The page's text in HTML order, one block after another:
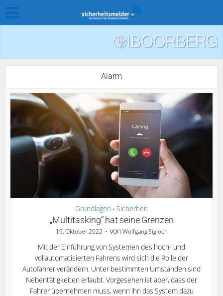
Alarm
Grundlagen • Sicherheit
„Multitasking“ hat seine Grenzen
19. Oktober 2022 vonWolfgang Sigloch
Mit der Einführung von Systemen des hoch- und
vollautomatisierten Fahrens wird sich die Rolle der
Autofahrer verändern. Unter bestimmten Umständen sind
Nebentätigkeiten erlaubt. Vorgesehen ist aber, dass der
Fahrer übernehmen muss, wenn ihn das System dazu